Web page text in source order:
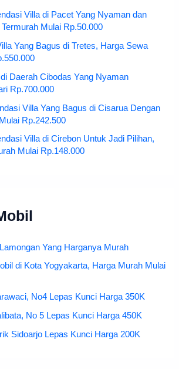
Villa di Pacet Yang Nyaman dan
Mulai Rp.50.000
Yang Bagus di Tretes, Harga Sewa
Daerah Cibodas Yang Nyaman
Rp.700.000
Villa Yang Bagus di Cisarua Dengan
Rp.242.500
Villa di Cirebon Untuk Jadi Pilihan,
Mulai Rp.148.000
Yang Harganya Murah
di Kota Yogyakarta, Harga Murah Mulai
No4 Lepas Kunci Harga 350K
No 5 Lepas Kunci Harga 450K
Sidoarjo Lepas Kunci Harga 200K